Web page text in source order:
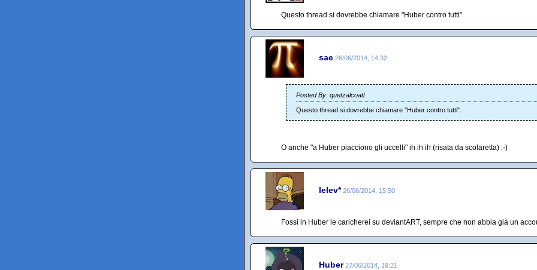
Questo thread si dovrebbe chiamare "Huber contro tutti".
sae 26/06/2014, 14:32
Posted By: quetzalcoatl
Questo thread si dovrebbe chiamare "Huber contro tutti".
O anche "a Huber piacciono gli uccelli" ih ih ih (risata da scolaretta) :-)
lelev* 26/06/2014, 15:50
Fossi in Huber le caricherei su deviantART, sempre che non abbia già un
Huber 27/06/2014, 19:21